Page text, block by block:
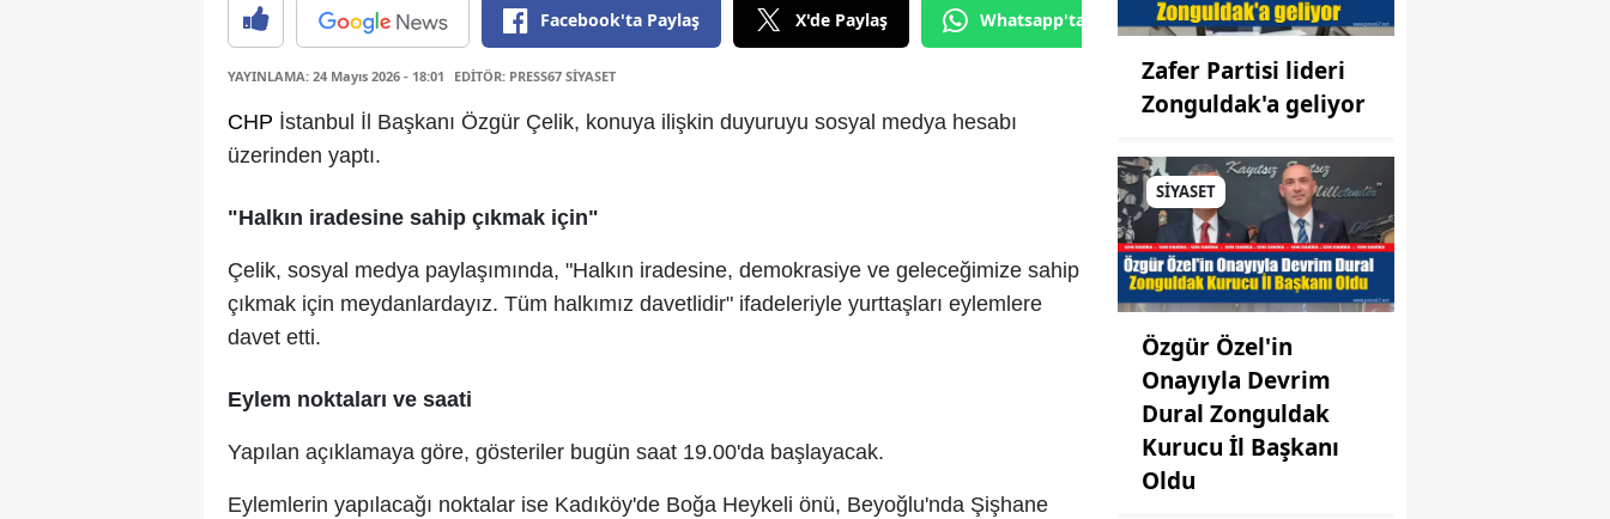
Facebook'ta Paylaş X'de Paylaş Whatsapp'tan Gönder
YAYINLAMA: 24 Mayıs 2026 - 18:01 EDİTÖR: PRESS67 SİYASET
CHP İstanbul İl Başkanı Özgür Çelik, konuya ilişkin duyuruyu sosyal medya hesabı
üzerinden yaptı.
"Halkın iradesine sahip çıkmak için"
Çelik, sosyal medya paylaşımında, "Halkın iradesine, demokrasiye ve geleceğimize sahip
çıkmak için meydanlardayız. Tüm halkımız davetlidir" ifadeleriyle yurttaşları eylemlere
davet etti.
Eylem noktaları ve saati
Yapılan açıklamaya göre, gösteriler bugün saat 19.00'da başlayacak.
Eylemlerin yapılacağı noktalar ise Kadıköy'de Boğa Heykeli önü, Beyoğlu'nda Şişhane
Zafer Partisi lideri
Zonguldak'a geliyor
SİYASET
Özgür Özel'in
Onayıyla Devrim
Dural Zonguldak
Kurucu İl Başkanı
Oldu